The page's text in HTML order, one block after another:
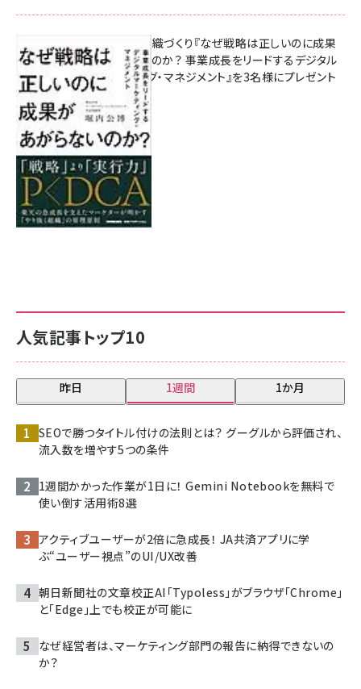
人気記事トップ10
昨日 1週間 1か月
SEOで勝つタイトル付けの法則とは？ グーグルから評価され、
流入数を増やす5つの条件
1週間かかった作業が1日に！ Gemini Notebookを無料で
使い倒す活用術8選
アクティブユーザーが2倍に急成長！ JA共済アプリに学
ぶ“ユーザー視点”のUI/UX改善
朝日新聞社の文章校正AI「Typoless」がブラウザ「Chrome」
と「Edge」上でも校正が可能に
なぜ経営者は、マーケティング部門の報告に納得できないの
か？
成果を生む組織づくり『なぜ戦略は正しいのに成果
があがらないのか？ 事業成長をリードするデジタル
マーケティング・マネジメント』を3名様にプレゼント
8月7日 10:00